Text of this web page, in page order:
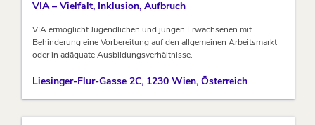
VIA – Vielfalt, Inklusion, Aufbruch
VIA ermöglicht Jugendlichen und jungen Erwachsenen mit
Behinderung eine Vorbereitung auf den allgemeinen Arbeitsmarkt
oder in adäquate Ausbildungsverhältnisse.
Liesinger-Flur-Gasse 2C, 1230 Wien, Österreich